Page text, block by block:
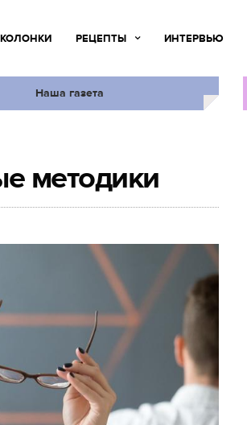
РЕЦЕПТЫ ИНТЕРВЬЮ
Наша газета
методики